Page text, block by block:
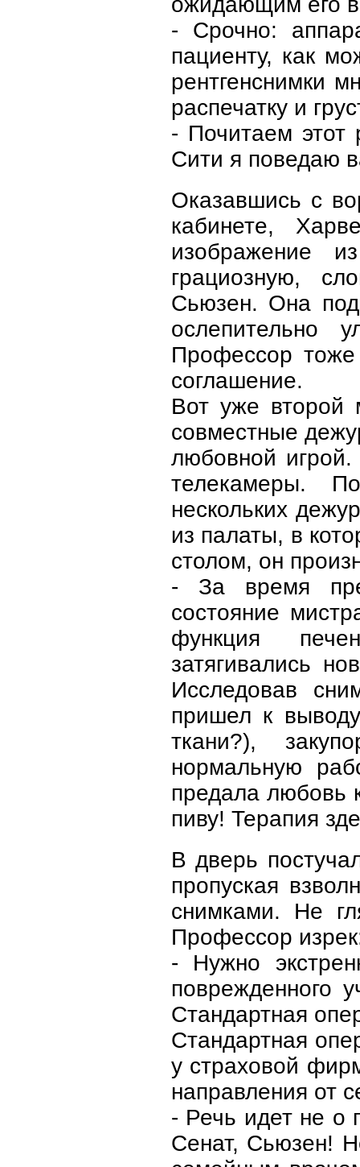
- Срочно:
пациенту, как
рентгенснимки
распечатку и
- Почитаем этот
Сити я поведаю
Оказавшись с
кабинете,
изображение
грациозную,
Сьюзен. Она
ослепительно
Профессор
соглашение.
Вот уже второй
совместные
любовной
телекамеры.
нескольких
из палаты, в
столом, он
- За время
состояние
функция
затягивались
Исследовав
пришел к
ткани?),
нормальную
предала любовь
пиву! Терапия
В дверь
пропуская
снимками. Не
Профессор
- Нужно
поврежденного
Стандартная
Стандартная
у страховой
направления от
- Речь идет не о
Сенат, Сьюзен!